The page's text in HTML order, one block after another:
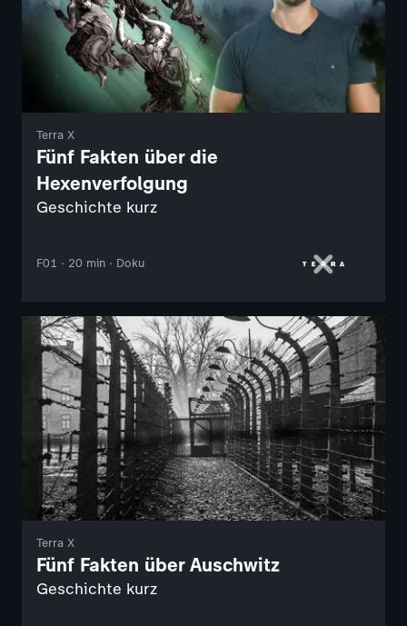
Terra X
Fünf Fakten über die
Hexenverfolgung
Geschichte kurz
F01 · 20 min · Doku
Terra X
Fünf Fakten über Auschwitz
Geschichte kurz